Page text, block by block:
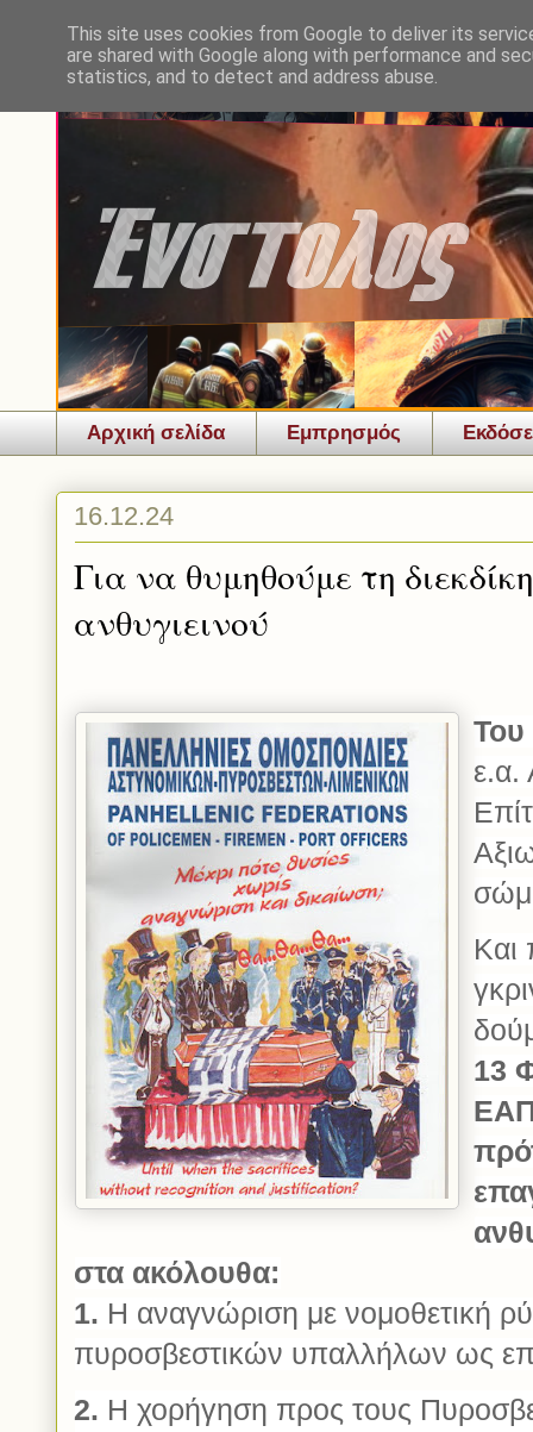
Αρχική σελίδα Εμπρησμός
16.12.24
Για να θυμηθούμε τη
ανθυγιεινού
Του
ε.α.
Και
13
στα ακόλουθα:
1. Η αναγνώριση με νομοθετική
πυροσβεστικών υπαλλήλων ως
2. Η χορήγηση προς τους
This site uses cookies from Google to deliver its
are shared with Google along with performance and
statistics, and to detect and address abuse.